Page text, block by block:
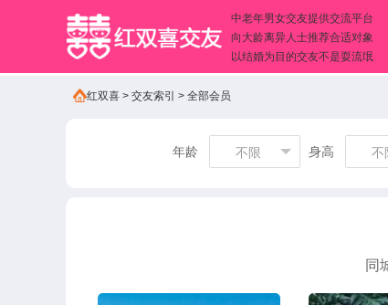
中老年男女交友提供交流平台
向大龄离异人士推荐合适对象
以结婚为目的交友不是耍流氓
红双喜 > 交友索引 > 全部会员
年龄 不限 身高 不
同